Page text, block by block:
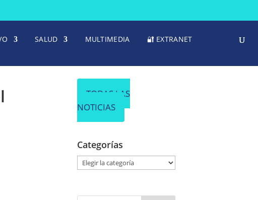
SALUD MULTIMEDIA 🔐 EXTRANET
TODAS LAS
NOTICIAS
Categorías